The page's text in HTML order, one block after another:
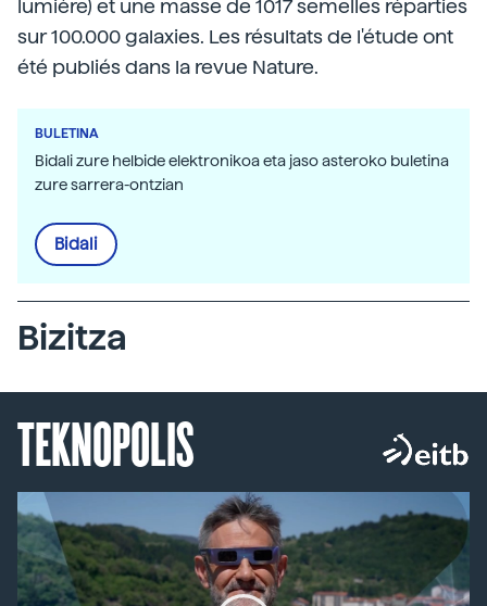
lumière) et une masse de 1017 semelles réparties
sur 100.000 galaxies. Les résultats de l'étude ont
été publiés dans la revue Nature.
BULETINA
Bidali zure helbide elektronikoa eta jaso asteroko buletina
zure sarrera-ontzian
Bidali
Bizitza
TEKNOPOLIS